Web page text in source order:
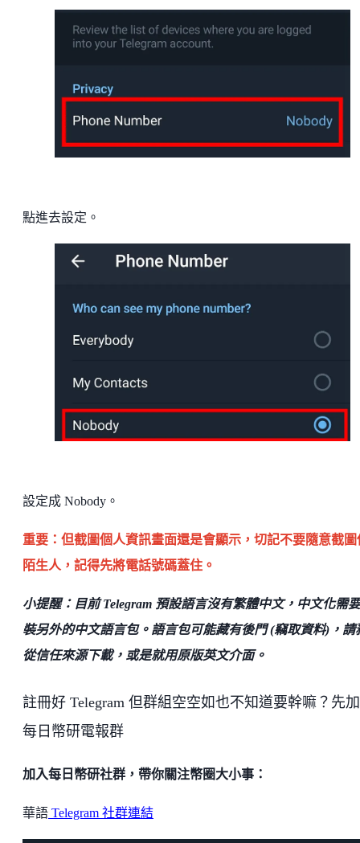
點進去設定。
設定成 Nobody。
重要：但截圖個人資訊畫面還是會顯示，切記不要隨意截圖
陌生人，記得先將電話號碼蓋住。
小提醒：目前 Telegram 預設語言沒有繁體中文，中文化需
裝另外的中文語言包。語言包可能藏有後門 (竊取資料)，請
從信任來源下載，或是就用原版英文介面。
註冊好 Telegram 但群組空空如也不知道要幹嘛？先
每日幣研電報群
加入每日幣研社群，帶你關注幣圈大小事：
華語 Telegram 社群連結